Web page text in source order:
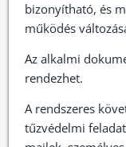
bizonyítható, és
működés
Az alkalmi
rendezhet.
A rendszeres
tűzvédelmi